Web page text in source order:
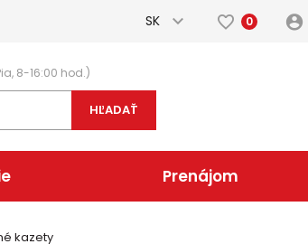
SK 0
8-16:00 hod.)
HĽADAŤ
Prenájom
kazety